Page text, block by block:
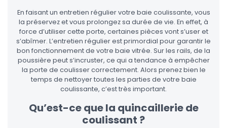
En faisant un entretien régulier votre baie coulissante, vous
la préservez et vous prolongez sa durée de vie. En effet, à
force d’utiliser cette porte, certaines pièces vont s’user et
s’abîmer. L’entretien régulier est primordial pour garantir le
bon fonctionnement de votre baie vitrée. Sur les rails, de la
poussière peut s’incruster, ce qui a tendance à empêcher
la porte de coulisser correctement. Alors prenez bien le
temps de nettoyer toutes les parties de votre baie
coulissante, c’est très important.
Qu’est-ce que la quincaillerie de
coulissant ?